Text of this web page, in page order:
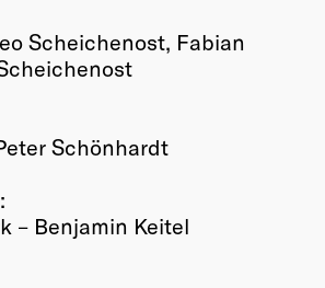
Scheichenost, Fabian
Schönhardt
– Benjamin Keitel